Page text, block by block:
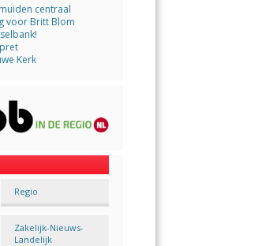
centraal
voor Britt Blom
Kerk
Regio
Zakelijk-Nieuws-
Landelijk